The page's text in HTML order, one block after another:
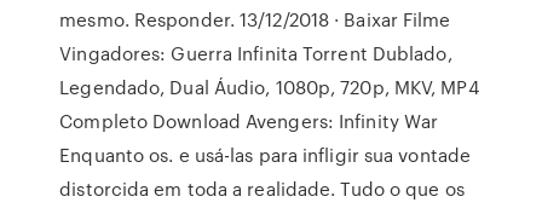
mesmo. Responder. 13/12/2018 · Baixar Filme
Vingadores: Guerra Infinita Torrent Dublado,
Legendado, Dual Áudio, 1080p, 720p, MKV, MP4
Completo Download Avengers: Infinity War
Enquanto os. e usá-las para infligir sua vontade
distorcida em toda a realidade. Tudo o que os